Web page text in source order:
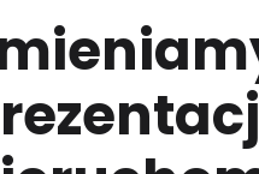
IENIAM
REZENTACJ